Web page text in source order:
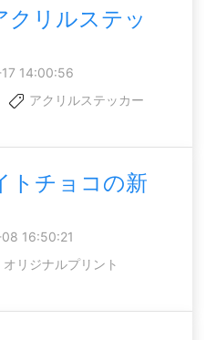
クリルステッ
14:00:56
アクリルステッカー
トチョコの新
16:50:21
オリジナルプリント